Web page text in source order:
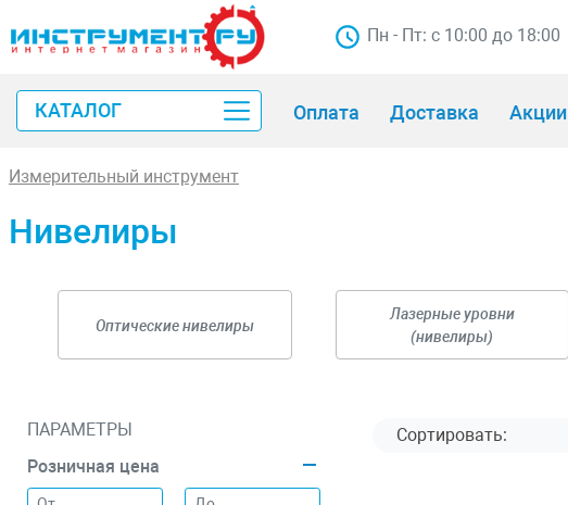
Пн - Пт: с 10:00 до 18:00
КАТАЛОГ Оплата Доставка Акции
Измерительный инструмент
Нивелиры
Оптические нивелиры
Лазерные уровни
(нивелиры)
ПАРАМЕТРЫ
Розничная цена